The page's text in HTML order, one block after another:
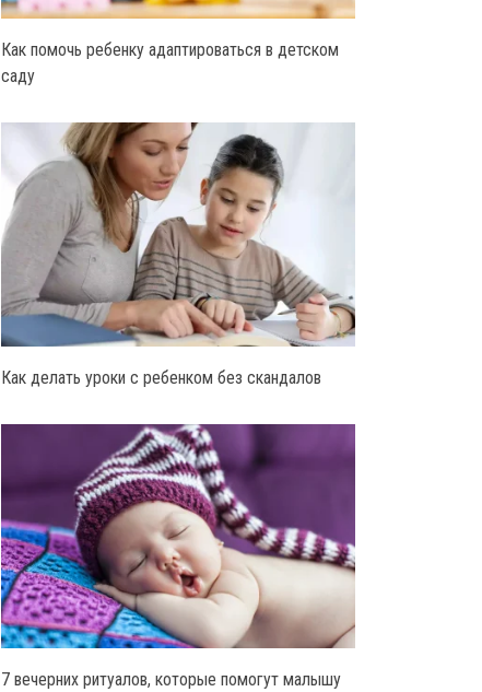
Как помочь ребенку адаптироваться в детском
саду
Как делать уроки с ребенком без скандалов
7 вечерних ритуалов, которые помогут малышу